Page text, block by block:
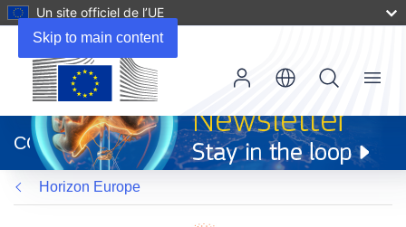
Skip to main content
Un site officiel de l’UE
dans
une
nouvelle
fenêtre)
CORDIS
Menu
Horizon Europe